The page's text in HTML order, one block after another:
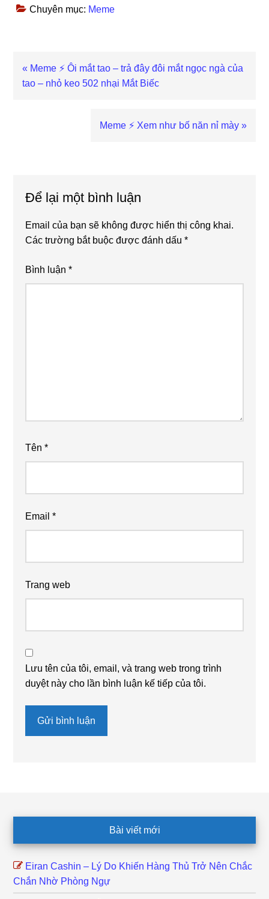
Chuyên mục: Meme
Previous
Post:
« Meme ⚡ Ôi mắt tao – trả đây đôi mắt ngọc ngà của
tao – nhỏ keo 502 nhại Mắt Biếc
Next
Meme ⚡ Xem như bố năn nỉ mày »
Để lại một bình luận
Email của bạn sẽ không được hiển thị công khai.
Các trường bắt buộc được đánh dấu*
Bình luận*
Tên*
Email*
Trang web
Lưu tên của tôi, email, và trang web trong trình
duyệt này cho lần bình luận kế tiếp của tôi.
Bài viết mới
Eiran Cashin – Lý Do Khiến Hàng Thủ Trở Nên Chắc
Chắn Nhờ Phòng Ngự